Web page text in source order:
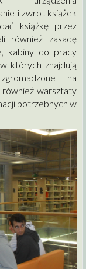
i zwrot książek
książkę przez
również zasadę
kabiny do pracy
których znajdują
na
również warsztaty
potrzebnych w